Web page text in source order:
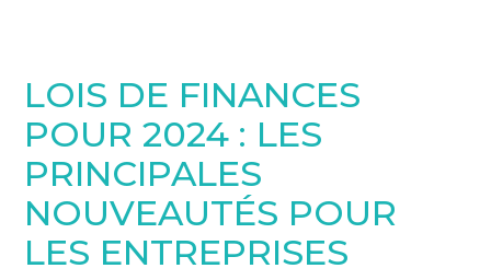
SOGECC – Noisy
SOGECC – République
SOGECC – Turbigo
COMMERÇANTS
GROUPE
SCI / LMNP
PROFESSIONS LIBÉRALES
Gérer votre quotidien
Piloter votre entreprise
Développer votre entreprise
Construire votre patrimoine
LOIS DE FINANCES
POUR 2024 : LES
PRINCIPALES
NOUVEAUTÉS POUR
LES ENTREPRISES